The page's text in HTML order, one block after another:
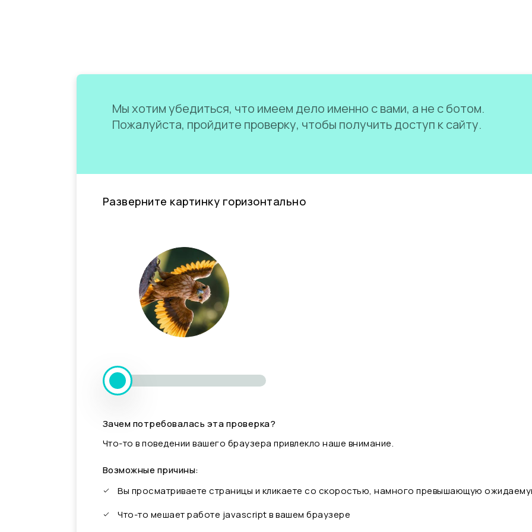
Мы хотим убедиться, что имеем дело именно с вами, а не с ботом.
Пожалуйста, пройдите проверку, чтобы получить доступ к сайту.
Разверните картинку горизонтально
Зачем потребовалась эта проверка?
Что-то в поведении вашего браузера привлекло наше внимание.
Возможные причины:
Вы просматриваете страницы и кликаете со скоростью, намного превышающую
Что-то мешает работе javascript в вашем браузере